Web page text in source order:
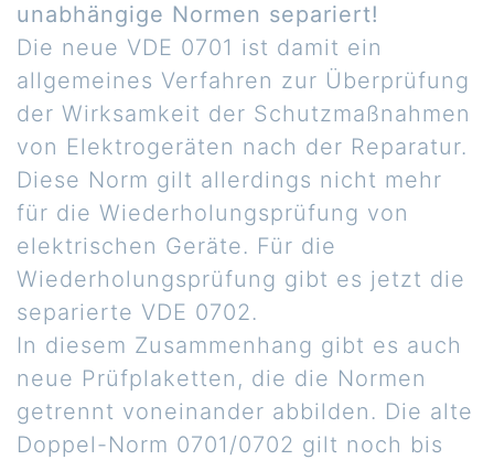
unabhängige Normen separiert!
Die neue VDE 0701 ist damit ein
allgemeines Verfahren zur Überprüfung
der Wirksamkeit der Schutzmaßnahmen
von Elektrogeräten nach der Reparatur.
Diese Norm gilt allerdings nicht mehr
für die Wiederholungsprüfung von
elektrischen Geräte. Für die
Wiederholungsprüfung gibt es jetzt die
separierte VDE 0702.
In diesem Zusammenhang gibt es auch
neue Prüfplaketten, die die Normen
getrennt voneinander abbilden. Die alte
Doppel-Norm 0701/0702 gilt noch bis